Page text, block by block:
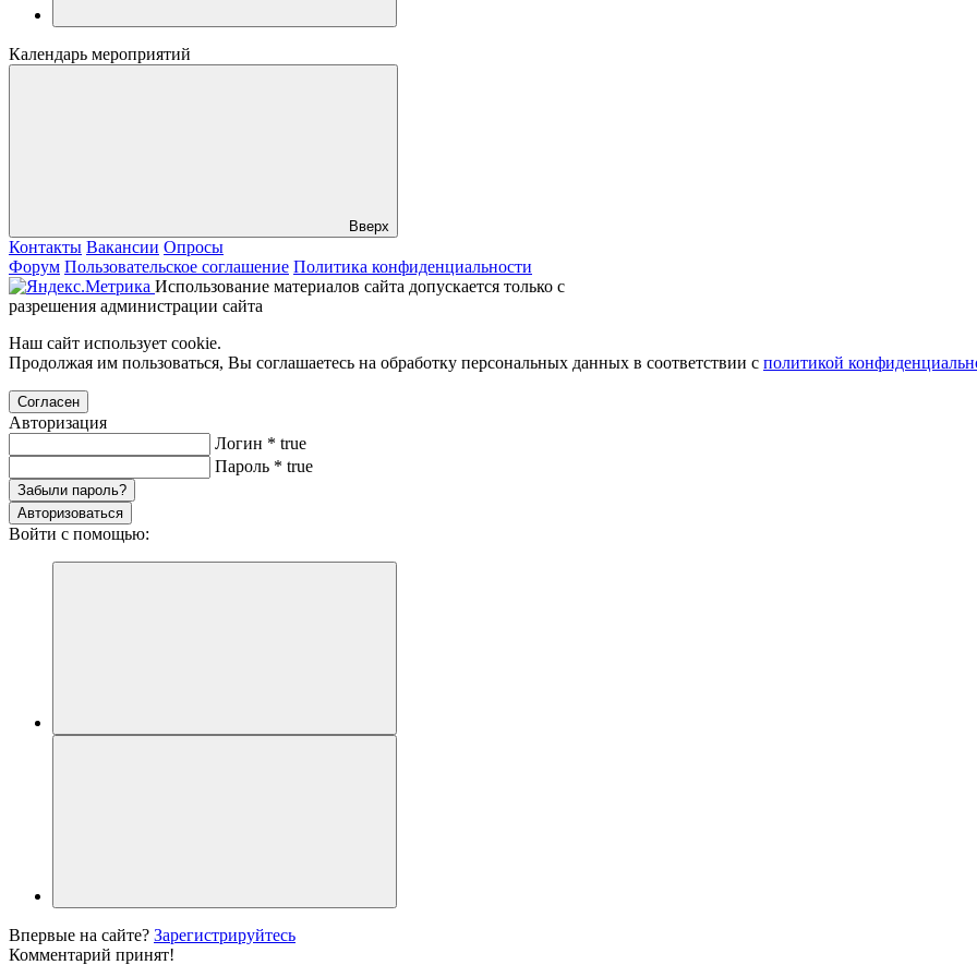
Календарь мероприятий
Вверх
Контакты Вакансии Опросы
Форум Пользовательское соглашение Политика конфиденциальности
Использование материалов сайта допускается только с
разрешения администрации сайта
Наш сайт использует cookie.
Продолжая им пользоваться, Вы соглашаетесь на обработку персональных данных в соответствии с политикой
Согласен
Авторизация
Логин * true
Пароль * true
Забыли пароль?
Авторизоваться
Войти с помощью:
Впервые на сайте? Зарегистрируйтесь
Комментарий принят!